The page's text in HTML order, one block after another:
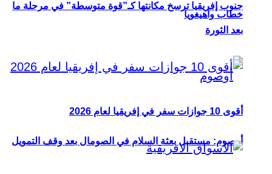
خطاب واهيغويا
أوصوم: مستقبل بعثة السلام في الصومال بعد وقف التمويل
جنوب إفريقيا ترسخ مكانتها كـ”قوة متوسطة” في مرحلة ما
بعد الثورة
أقوى 10 جوازات سفر في إفريقيا لعام 2026